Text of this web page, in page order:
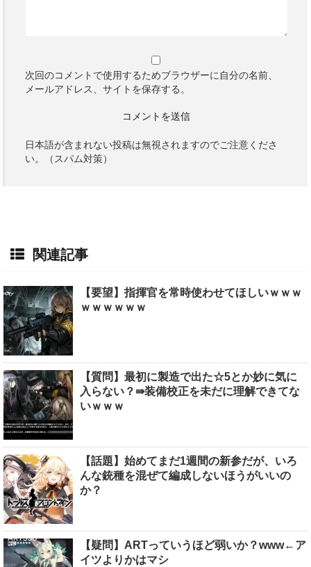
次回のコメントで使用するためブラウザーに自分の名前、
メールアドレス、サイトを保存する。
日本語が含まれない投稿は無視されますのでご注意くださ
い。（スパム対策）
関連記事
【要望】指揮官を常時使わせてほしいｗｗｗ
ｗｗｗｗｗｗ
【質問】最初に製造で出た☆5とか妙に気に
入らない？⇛装備校正を未だに理解できてな
いｗｗｗ
【話題】始めてまだ1週間の新参だが、いろ
んな銃種を混ぜて編成しないほうがいいの
か？
【疑問】ARTっていうほど弱いか？www←ア
イツよりかはマシ